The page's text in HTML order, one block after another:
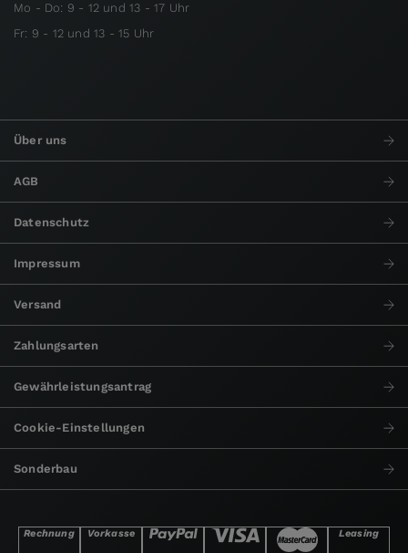
Mo - Do: 9 - 12 und 13 - 17 Uhr
Fr: 9 - 12 und 13 - 15 Uhr
Über uns
AGB
Datenschutz
Impressum
Versand
Zahlungsarten
Gewährleistungsantrag
Cookie-Einstellungen
Sonderbau
Rechnung Vorkasse Leasing